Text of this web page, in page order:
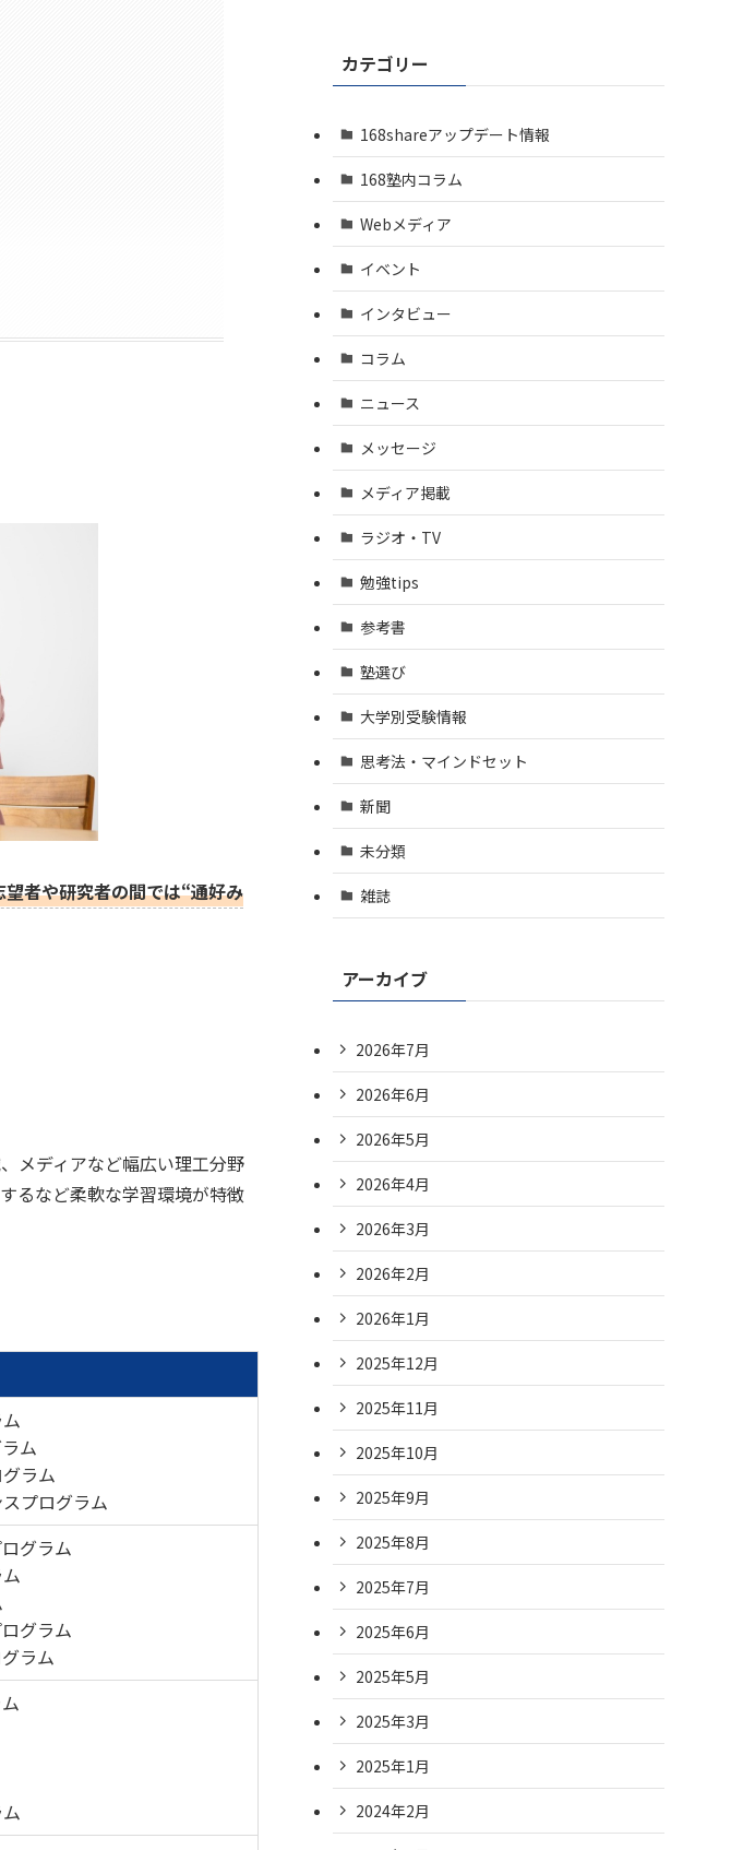
望者や研究者の間では“通好み
メディアなど幅広い理工分野
るなど柔軟な学習環境が特徴
ム
ラム
プログラム
グラム
グラム
ラム
カテゴリー
168shareアップデート情報
168塾内コラム
Webメディア
イベント
インタビュー
コラム
ニュース
メッセージ
メディア掲載
ラジオ・TV
勉強tips
参考書
塾選び
大学別受験情報
思考法・マインドセット
新聞
未分類
雑誌
アーカイブ
2026年7月
2026年6月
2026年5月
2026年4月
2026年3月
2026年2月
2026年1月
2025年12月
2025年11月
2025年10月
2025年9月
2025年8月
2025年7月
2025年6月
2025年5月
2025年3月
2025年1月
2024年2月